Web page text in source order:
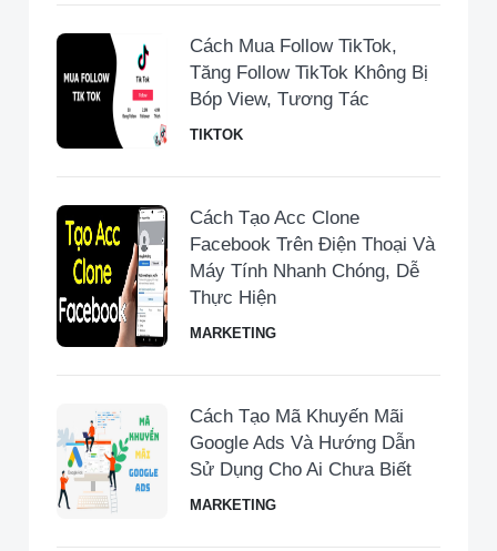
Cách Mua Follow TikTok,
Tăng Follow TikTok Không Bị
Bóp View, Tương Tác
TIKTOK
Cách Tạo Acc Clone
Facebook Trên Điện Thoại Và
Máy Tính Nhanh Chóng, Dễ
Thực Hiện
MARKETING
Cách Tạo Mã Khuyến Mãi
Google Ads Và Hướng Dẫn
Sử Dụng Cho Ai Chưa Biết
MARKETING